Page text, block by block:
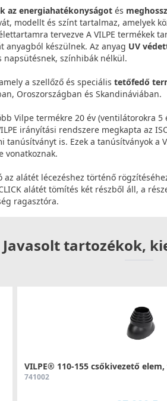
az energiahatékonyságot és
modellt és színt tartalmaz, amelyek
tervezve A VILPE termékek
anyagból készülnek. Az anyag UV
színhibák nélkül.
a szellőző és speciális tetőfedő
Oroszországban és Skandináviában.
Vilpe termékre 20 év (ventilátorokra 5
irányítási rendszere megkapta az
is. Ezek a tanúsítványok a
vonatkoznak.
az alátét lécezéshez történő
alátét tömítés két részből áll, a
ragasztóra.
Javasolt tartozékok,
VILPE® 110-155 csőkivezető
741002